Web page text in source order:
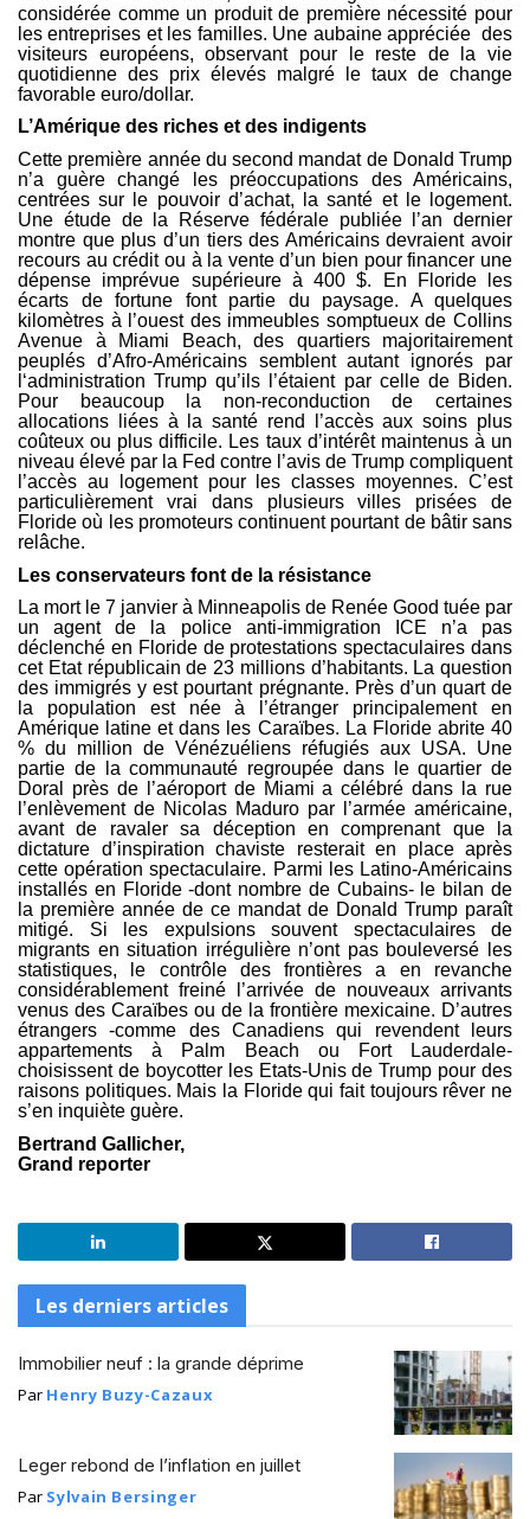
considérée comme un produit de première nécessité pour
les entreprises et les familles. Une aubaine appréciée des
visiteurs européens, observant pour le reste de la vie
quotidienne des prix élevés malgré le taux de change
favorable euro/dollar.
L’Amérique des riches et des indigents
Cette première année du second mandat de Donald Trump
n’a guère changé les préoccupations des Américains,
centrées sur le pouvoir d’achat, la santé et le logement.
Une étude de la Réserve fédérale publiée l’an dernier
montre que plus d’un tiers des Américains devraient avoir
recours au crédit ou à la vente d’un bien pour financer une
dépense imprévue supérieure à 400 $. En Floride les
écarts de fortune font partie du paysage. A quelques
kilomètres à l’ouest des immeubles somptueux de Collins
Avenue à Miami Beach, des quartiers majoritairement
peuplés d’Afro-Américains semblent autant ignorés par
l‘administration Trump qu’ils l’étaient par celle de Biden.
Pour beaucoup la non-reconduction de certaines
allocations liées à la santé rend l’accès aux soins plus
coûteux ou plus difficile. Les taux d’intérêt maintenus à un
niveau élevé par la Fed contre l’avis de Trump compliquent
l’accès au logement pour les classes moyennes. C’est
particulièrement vrai dans plusieurs villes prisées de
Floride où les promoteurs continuent pourtant de bâtir sans
relâche.
Les conservateurs font de la résistance
La mort le 7 janvier à Minneapolis de Renée Good tuée par
un agent de la police anti-immigration ICE n’a pas
déclenché en Floride de protestations spectaculaires dans
cet Etat républicain de 23 millions d’habitants. La question
des immigrés y est pourtant prégnante. Près d’un quart de
la population est née à l’étranger principalement en
Amérique latine et dans les Caraïbes. La Floride abrite 40
% du million de Vénézuéliens réfugiés aux USA. Une
partie de la communauté regroupée dans le quartier de
Doral près de l’aéroport de Miami a célébré dans la rue
l’enlèvement de Nicolas Maduro par l’armée américaine,
avant de ravaler sa déception en comprenant que la
dictature d’inspiration chaviste resterait en place après
cette opération spectaculaire. Parmi les Latino-Américains
installés en Floride -dont nombre de Cubains- le bilan de
la première année de ce mandat de Donald Trump paraît
mitigé. Si les expulsions souvent spectaculaires de
migrants en situation irrégulière n’ont pas bouleversé les
statistiques, le contrôle des frontières a en revanche
considérablement freiné l’arrivée de nouveaux arrivants
venus des Caraïbes ou de la frontière mexicaine. D’autres
étrangers -comme des Canadiens qui revendent leurs
appartements à Palm Beach ou Fort Lauderdale-
choisissent de boycotter les Etats-Unis de Trump pour des
raisons politiques. Mais la Floride qui fait toujours rêver ne
s’en inquiète guère.
Bertrand Gallicher,
Grand reporter
Les derniers articles
Immobilier neuf : la grande déprime
Par Henry Buzy-Cazaux
Leger rebond de l’inflation en juillet
Par Sylvain Bersinger